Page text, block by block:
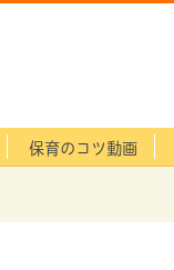
保育のコツ動画